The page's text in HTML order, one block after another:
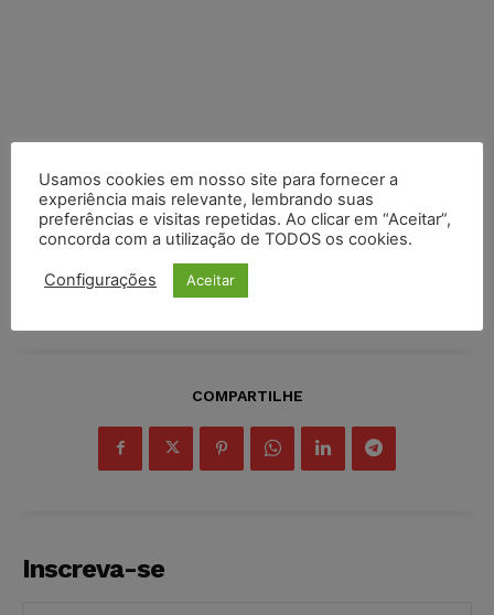
COMPARTILHE
Inscreva-se
Usamos cookies em nosso site para fornecer a
experiência mais relevante, lembrando suas
preferências e visitas repetidas. Ao clicar em “Aceitar”,
concorda com a utilização de TODOS os cookies.
Configurações Aceitar